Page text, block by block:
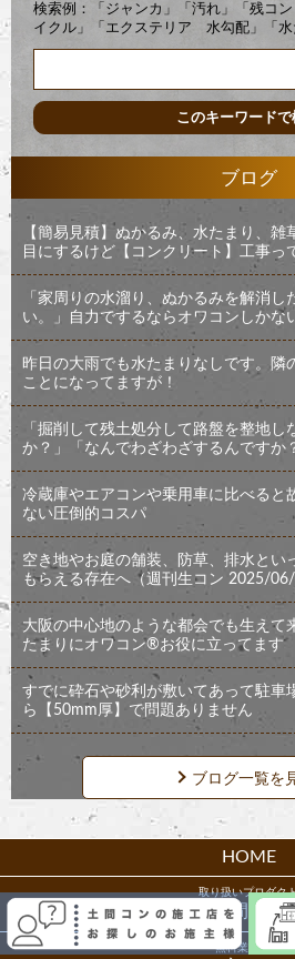
検索例：「ジャンカ」「汚れ」「残
イクル」「エクステリア 水勾配」「
ブログ
【簡易見積】ぬかるみ、水たまり、雑
目にするけど【コンクリート】工事っ
「家周りの水溜り、ぬかるみを解消
い。」自力でするならオワコンしかな
昨日の大雨でも水たまりなしです。隣
ことになってますが！
「掘削して残土処分して路盤を整地し
か？」「なんでわざわざするんですか
冷蔵庫やエアコンや乗用車に比べると
ない圧倒的コスパ
空き地やお庭の舗装、防草、排水とい
もらえる存在へ（週刊生コン 2025/06/
大阪の中心地のような都会でも生えて
たまりにオワコン®︎お役に立ってます
すでに砕石や砂利が敷いてあって駐車
ら【50mm厚】で問題ありません
ブログ一覧を
HOME
取り扱いプロダク
土間コン
無料業者紹介